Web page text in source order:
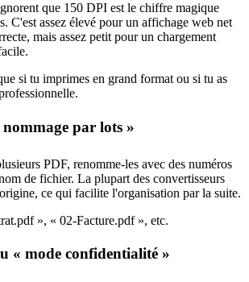
que 150 DPI est le chiffre magique
C'est assez élevé pour un affichage web net
mais assez petit pour un chargement
si tu imprimes en grand format ou si tu as
nommage par lots »
PDF, renomme-les avec des numéros
de fichier. La plupart des convertisseurs
ce qui facilite l'organisation par la suite.
», « 02-Facture.pdf », etc.
« mode confidentialité »